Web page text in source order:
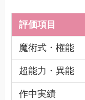
評価項目
魔術式・権能
超能力・異能
作中実績